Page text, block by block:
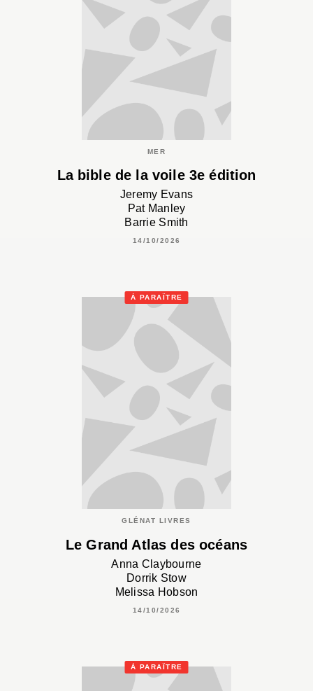
MER
La bible de la voile 3e édition
Jeremy Evans
Pat Manley
Barrie Smith
14/10/2026
À PARAÎTRE
GLÉNAT LIVRES
Le Grand Atlas des océans
Anna Claybourne
Dorrik Stow
Melissa Hobson
14/10/2026
À PARAÎTRE